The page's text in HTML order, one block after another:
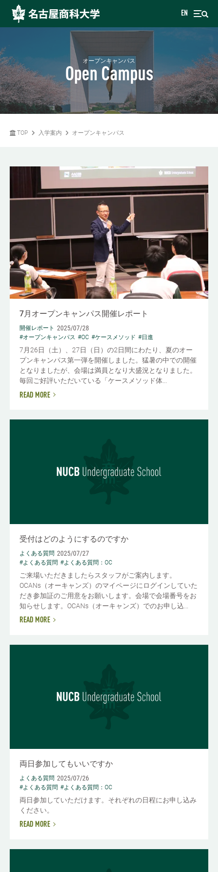
EN
オープンキャンパス
Open Campus
TOP 入学案内 オープンキャンパス
7月オープンキャンパス開催レポート
開催レポート 2025/07/28
#オープンキャンパス #OC #ケースメソッド #日進
7月26日（土）、27日（日）の2日間にわたり、夏のオー
プンキャンパス第一弾を開催しました。猛暑の中での開催
となりましたが、会場は満員となり大盛況となりました。
毎回ご好評いただいている「ケースメソッド体...
READ MORE
受付はどのようにするのですか
よくある質問 2025/07/27
#よくある質問 #よくある質問：OC
ご来場いただきましたらスタッフがご案内します。
OCANs（オーキャンズ）のマイページにログインしていた
だき参加証のご用意をお願いします。会場で会場番号をお
知らせします。OCANs（オーキャンズ）でのお申し込...
READ MORE
両日参加してもいいですか
よくある質問 2025/07/26
#よくある質問 #よくある質問：OC
両日参加していただけます。それぞれの日程にお申し込み
ください。
READ MORE